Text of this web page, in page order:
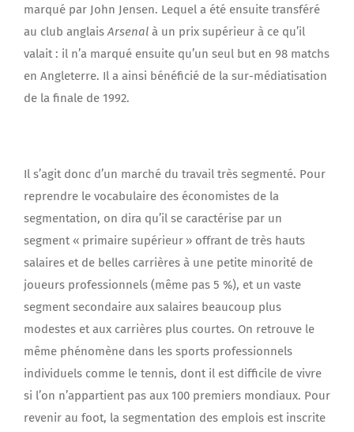
marqué par John Jensen. Lequel a été ensuite transféré
au club anglaisArsenal à un prix supérieur à ce qu’il
valait : il n’a marqué ensuite qu’un seul but en 98 matchs
en Angleterre. Il a ainsi bénéficié de la sur-médiatisation
de la finale de 1992.
Il s’agit donc d’un marché du travail très segmenté. Pour
reprendre le vocabulaire des économistes de la
segmentation, on dira qu’il se caractérise par un
segment « primaire supérieur » offrant de très hauts
salaires et de belles carrières à une petite minorité de
joueurs professionnels (même pas 5 %), et un vaste
segment secondaire aux salaires beaucoup plus
modestes et aux carrières plus courtes. On retrouve le
même phénomène dans les sports professionnels
individuels comme le tennis, dont il est difficile de vivre
si l’on n’appartient pas aux 100 premiers mondiaux. Pour
revenir au foot, la segmentation des emplois est inscrite